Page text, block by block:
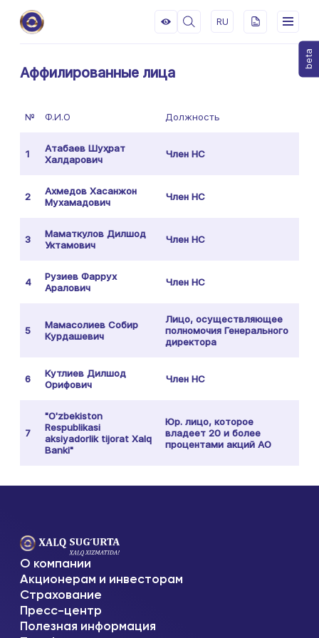
RU
beta
Аффилированные лица
№ Ф.И.О Должность
1
Атабаев Шуҳрат
Халдарович
Член НС
2
Ахмедов Хасанжон
Мухамадович
Член НС
3
Маматкулов Дилшод
Уктамович
Член НС
4
Рузиев Фаррух
Аралович
Член НС
5
Мамасолиев Собир
Курдашевич
Лицо, осуществляющее
полномочия Генерального
директора
6
Кутлиев Дилшод
Орифович
Член НС
7
"O'zbekiston
Respublikasi
aksiyadorlik tijorat Xalq
Banki"
Юр. лицо, которое
владеет 20 и более
процентами акций АО
О компании
Акционерам и инвесторам
Страхование
Пресс-центр
Полезная информация